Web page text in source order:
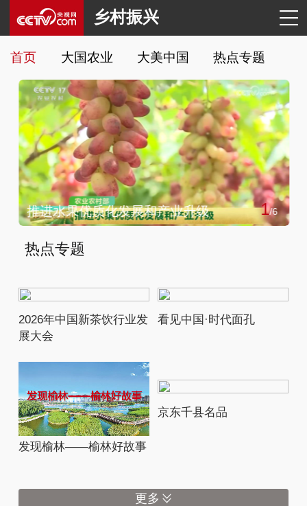
乡村振兴
首页 大国农业 大美中国 热点专题
推进水果优质化发展和产业升级 1/6
热点专题
2026年中国新茶饮行业发
展大会
看见中国·时代面孔
发现榆林——榆林好故事
京东千县名品
更多